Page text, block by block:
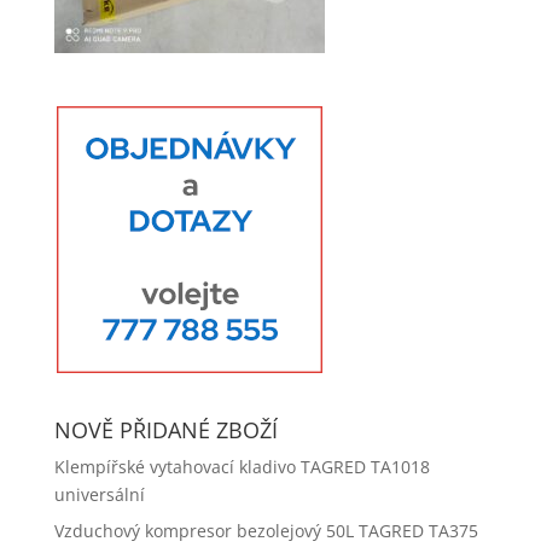
NOVĚ PŘIDANÉ ZBOŽÍ
Klempířské vytahovací kladivo TAGRED TA1018
universální
Vzduchový kompresor bezolejový 50L TAGRED TA375